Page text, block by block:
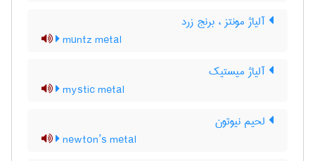
آلیاژ مونتز ، برنج زرد
muntz metal
آلیاژ میستیک
mystic metal
لحیم نیوتون
newton’s metal